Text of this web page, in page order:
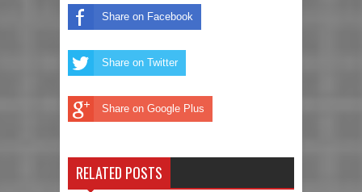
Share on Facebook
Share on Twitter
Share on Google Plus
RELATED POSTS